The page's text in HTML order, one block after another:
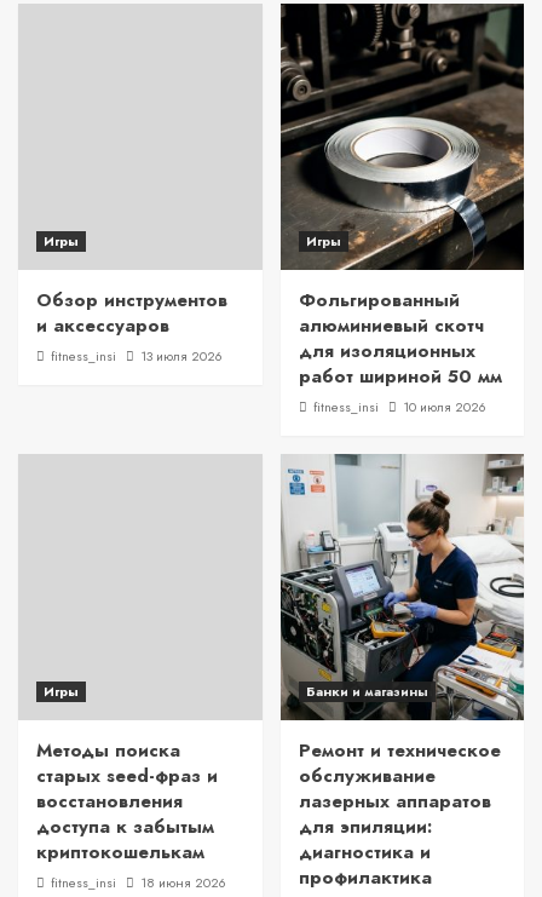
Игры
Обзор инструментов
и аксессуаров
fitness_insi 13 июля 2026
Игры
Фольгированный
алюминиевый скотч
для изоляционных
работ шириной 50 мм
fitness_insi 10 июля 2026
Игры
Методы поиска
старых seed-фраз и
восстановления
доступа к забытым
криптокошелькам
fitness_insi 18 июня 2026
Банки и магазины
Ремонт и техническое
обслуживание
лазерных аппаратов
для эпиляции:
диагностика и
профилактика